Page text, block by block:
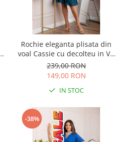
Rochie eleganta plisata din
voal Cassie cu decolteu in V -
Turcoaz
239,00 RON
149,00 RON
IN STOC
-38%